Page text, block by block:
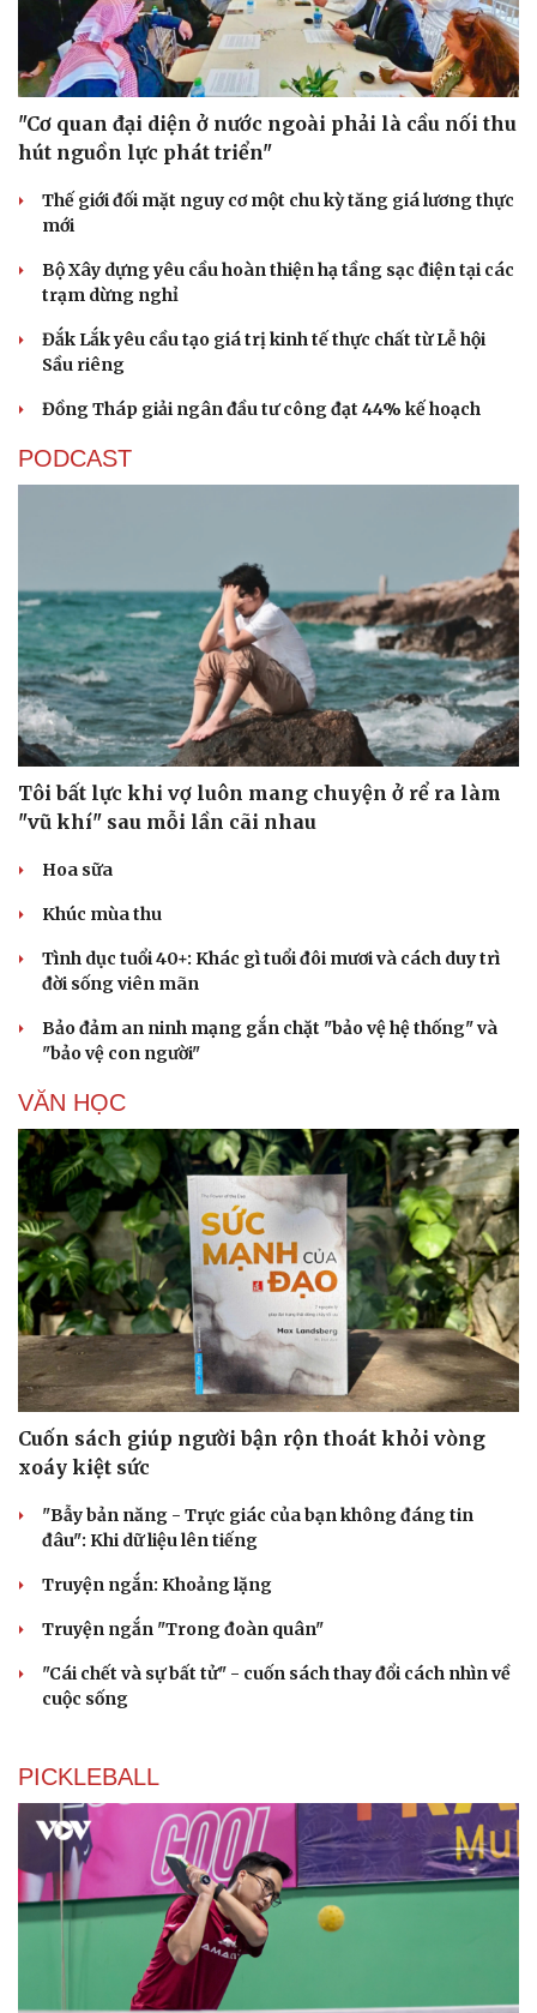
Cải chính
"Cơ quan đại diện ở nước ngoài phải là cầu nối thu
hút nguồn lực phát triển"
Thế giới đối mặt nguy cơ một chu kỳ tăng giá lương thực
mới
Bộ Xây dựng yêu cầu hoàn thiện hạ tầng sạc điện tại các
trạm dừng nghỉ
Đắk Lắk yêu cầu tạo giá trị kinh tế thực chất từ Lễ hội
Sầu riêng
Đồng Tháp giải ngân đầu tư công đạt 44% kế hoạch
PODCAST
Tôi bất lực khi vợ luôn mang chuyện ở rể ra làm
"vũ khí" sau mỗi lần cãi nhau
Hoa sữa
Khúc mùa thu
Tình dục tuổi 40+: Khác gì tuổi đôi mươi và cách duy trì
đời sống viên mãn
Bảo đảm an ninh mạng gắn chặt "bảo vệ hệ thống" và
"bảo vệ con người"
VĂN HỌC
Cuốn sách giúp người bận rộn thoát khỏi vòng
xoáy kiệt sức
"Bẫy bản năng - Trực giác của bạn không đáng tin
đâu": Khi dữ liệu lên tiếng
Truyện ngắn: Khoảng lặng
Truyện ngắn "Trong đoàn quân"
"Cái chết và sự bất tử" - cuốn sách thay đổi cách nhìn về
cuộc sống
PICKLEBALL